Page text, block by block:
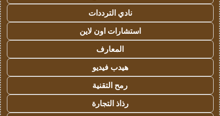
نادي الترددات
استشارات اون لاين
المعارف
هيدب فيديو
رمح التقنية
رذاذ التجارة